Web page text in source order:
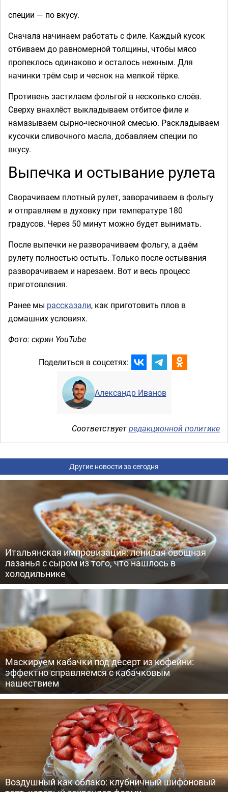
специи — по вкусу.
Сначала начинаем работать с филе. Каждый кусок
отбиваем до равномерной толщины, чтобы мясо
пропеклось одинаково и осталось нежным. Для
начинки трём сыр и чеснок на мелкой тёрке.
Противень застилаем фольгой в несколько слоёв.
Сверху внахлёст выкладываем отбитое филе и
намазываем сырно-чесночной смесью. Раскладываем
кусочки сливочного масла, добавляем специи по
вкусу.
Выпечка и остывание рулета
Сворачиваем плотный рулет, заворачиваем в фольгу
и отправляем в духовку при температуре 180
градусов. Через 50 минут можно будет вынимать.
После выпечки не разворачиваем фольгу, а даём
рулету полностью остыть. Только после остывания
разворачиваем и нарезаем. Вот и весь процесс
приготовления.
Ранее мы рассказали, как приготовить плов в
домашних условиях.
Фото: скрин YouTube
Поделиться в соцсетях:
Александр Иванов
Соответствуетредакционной политике
Другие новости за сегодня
Итальянская импровизация: ленивая овощная
лазанья с сыром из того, что нашлось в
холодильнике
Маскируем кабачки под десерт из кофейни:
эффектно справляемся с кабачковым
нашествием
Воздушный как облако: клубничный шифоновый